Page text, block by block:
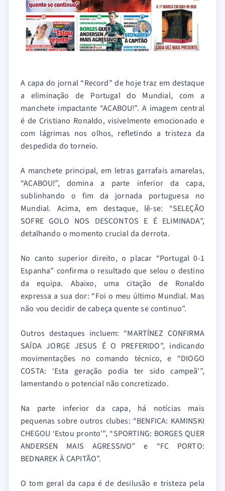
A capa do jornal “Record” de hoje traz em destaque
a eliminação de Portugal do Mundial, com a
manchete impactante “ACABOU!”. A imagem central
é de Cristiano Ronaldo, visivelmente emocionado e
com lágrimas nos olhos, refletindo a tristeza da
despedida do torneio.
A manchete principal, em letras garrafais amarelas,
“ACABOU!”, domina a parte inferior da capa,
sublinhando o fim da jornada portuguesa no
Mundial. Acima, em destaque, lê-se: “SELEÇÃO
SOFRE GOLO NOS DESCONTOS E É ELIMINADA”,
detalhando o momento crucial da derrota.
No canto superior direito, o placar “Portugal 0-1
Espanha” confirma o resultado que selou o destino
da equipa. Abaixo, uma citação de Ronaldo
expressa a sua dor: “Foi o meu último Mundial. Mas
não vou decidir de cabeça quente se continuo”.
Outros destaques incluem: “MARTÍNEZ CONFIRMA
SAÍDA JORGE JESUS É O PREFERIDO”, indicando
movimentações no comando técnico, e “DIOGO
COSTA: ‘Esta geração podia ter sido campeã'”,
lamentando o potencial não concretizado.
Na parte inferior da capa, há notícias mais
pequenas sobre outros clubes: “BENFICA: KAMINSKI
CHEGOU ‘Estou pronto'”, “SPORTING: BORGES QUER
ANDERSEN MAIS AGRESSIVO” e “FC PORTO:
BEDNAREK À CAPITÃO”.
O tom geral da capa é de desilusão e tristeza pela